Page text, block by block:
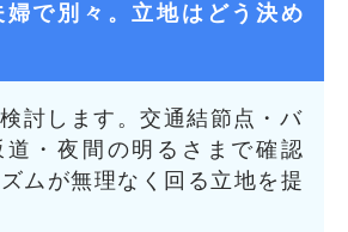
婦で別々。立地はどう決め
討します。交通結節点・バ
道・夜間の明るさまで確認
ムが無理なく回る立地を提